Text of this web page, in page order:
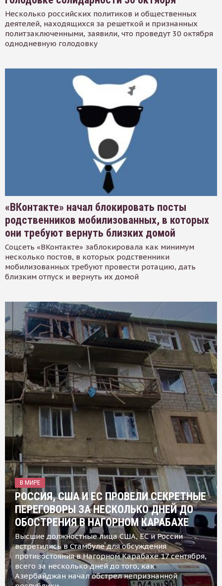
Несколько российских политиков и общественных
деятелей, находящихся за решеткой и признанных
политзаключенными, заявили, что проведут 30 октября
однодневную голодовку
«ВКонтакте» начал блокировать посты
родственников мобилизованных, в которых
они требуют вернуть близких домой
Соцсеть «ВКонтакте» заблокировала как минимум
несколько постов, в которых родственники
мобилизованных требуют провести ротацию, дать
близким отпуск и вернуть их домой
В МИРЕ
РОССИЯ, США И ЕС ПРОВЕЛИ СЕКРЕТНЫЕ
ПЕРЕГОВОРЫ ЗА НЕСКОЛЬКО ДНЕЙ ДО
ОБОСТРЕНИЯ В НАГОРНОМ КАРАБАХЕ
Высшие должностные лица США, ЕС и России
встретились в Стамбуле для обсуждения
противостояния в Нагорном Карабахе 17 сентября,
всего за несколько дней до того, как
Азербайджан начал обстрел непризнанной